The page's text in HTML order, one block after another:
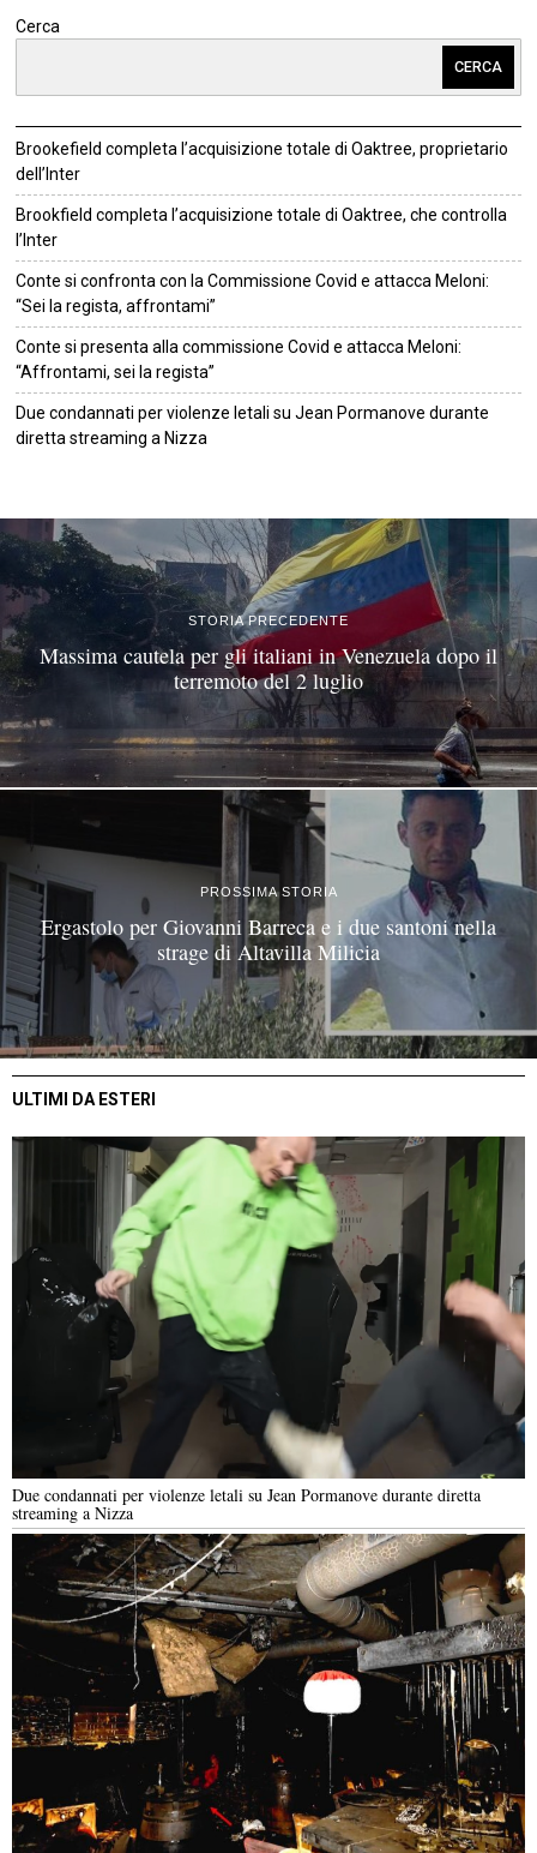
Cerca
CERCA
Brookefield completa l’acquisizione totale di Oaktree, proprietario
dell’Inter
Brookfield completa l’acquisizione totale di Oaktree, che controlla
l’Inter
Conte si confronta con la Commissione Covid e attacca Meloni:
“Sei la regista, affrontami”
Conte si presenta alla commissione Covid e attacca Meloni:
“Affrontami, sei la regista”
Due condannati per violenze letali su Jean Pormanove durante
diretta streaming a Nizza
STORIA PRECEDENTE
Massima cautela per gli italiani in Venezuela dopo il
terremoto del 2 luglio
PROSSIMA STORIA
Ergastolo per Giovanni Barreca e i due santoni nella
strage di Altavilla Milicia
ULTIMI DA ESTERI
Due condannati per violenze letali su Jean Pormanove durante diretta
streaming a Nizza